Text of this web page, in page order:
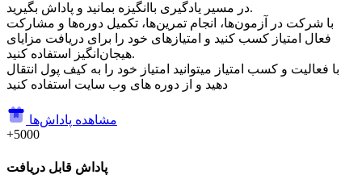
در مسیر یادگیری باانگیزه بمانید و پاداش بگیرید.
با شرکت در آزمون‌ها، انجام تمرین‌ها، تکمیل دوره‌ها و مشارکت
فعال امتیاز کسب کنید و امتیازهای خود را برای دریافت مزایای
هیجان‌انگیز استفاده کنید.
با فعالیت و کسب امتیاز میتوانید امتیاز خود را به کیف پول انتقال
دهید و از دوره های وب سایت استفاده کنید
مشاهده پاداش‌ها
+5000
پاداش قابل دریافت